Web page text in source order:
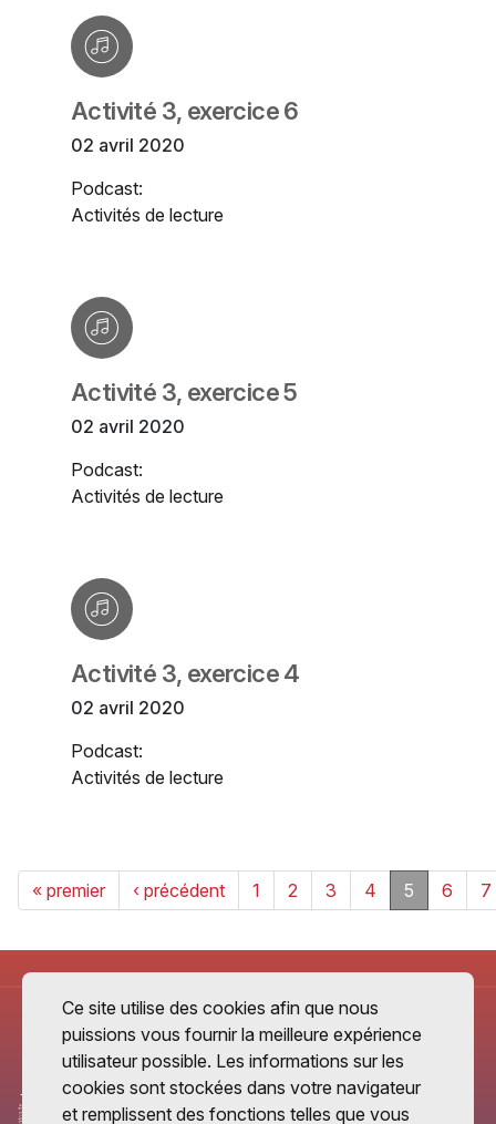
Activité 3, exercice 6
02 avril 2020
Podcast:
Activités de lecture
Activité 3, exercice 5
02 avril 2020
Podcast:
Activités de lecture
Activité 3, exercice 4
02 avril 2020
Podcast:
Activités de lecture
« premier ‹ précédent 1 2 3 4 5 6 7
Ce site utilise des cookies afin que nous
puissions vous fournir la meilleure expérience
utilisateur possible. Les informations sur les
cookies sont stockées dans votre navigateur
et remplissent des fonctions telles que vous